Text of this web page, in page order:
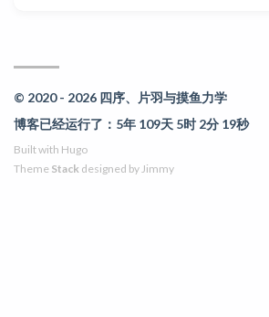
© 2020 - 2026 四序、片羽与摸鱼力学
博客已经运行了：5年 109天 5时 2分 19秒
Built with Hugo
Theme Stack designed by Jimmy